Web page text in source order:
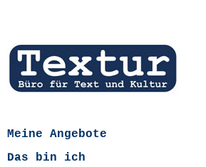
Meine Angebote
Das bin ich